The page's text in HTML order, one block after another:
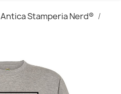
Antica Stamperia Nerd®